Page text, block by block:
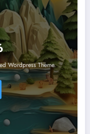
Wordpress Theme.